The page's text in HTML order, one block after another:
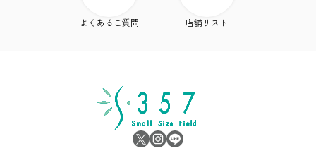
よくあるご質問 店舗リスト